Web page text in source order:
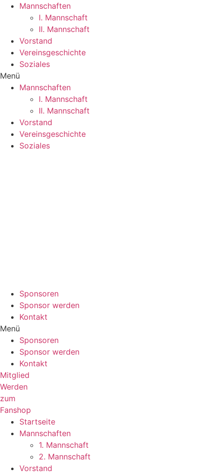
Mannschaften
I. Mannschaft
II. Mannschaft
Vorstand
Vereinsgeschichte
Soziales
Menü
Mannschaften
I. Mannschaft
II. Mannschaft
Vorstand
Vereinsgeschichte
Soziales
Sponsoren
Sponsor werden
Kontakt
Menü
Sponsoren
Sponsor werden
Kontakt
Mitglied
Werden
zum
Fanshop
Startseite
Mannschaften
1. Mannschaft
2. Mannschaft
Vorstand